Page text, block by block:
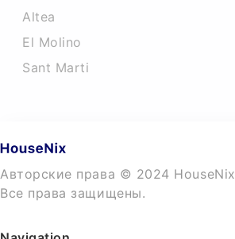
Altea
El Molino
Sant Marti
Авторские права © 2024 HouseNix
Все права защищены.